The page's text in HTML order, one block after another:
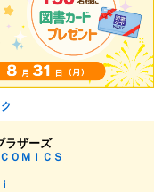
ラザーズ
ＯＭＩＣＳ